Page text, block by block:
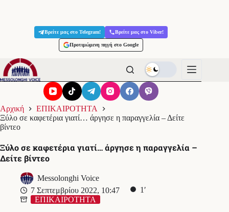
Βρείτε μας στο Telegram! Βρείτε μας στο Viber!
Προτιμώμενη πηγή στο Google
Αρχική
ΕΠΙΚΑΙΡΟΤΗΤΑ
Ξύλο σε καφετέρια γιατί… άργησε η παραγγελία – Δείτε
βίντεο
Ξύλο σε καφετέρια γιατί… άργησε η παραγγελία –
Δείτε βίντεο
Messolonghi Voice
7 Σεπτεμβρίου 2022, 10:47
1′
ΕΠΙΚΑΙΡΟΤΗΤΑ